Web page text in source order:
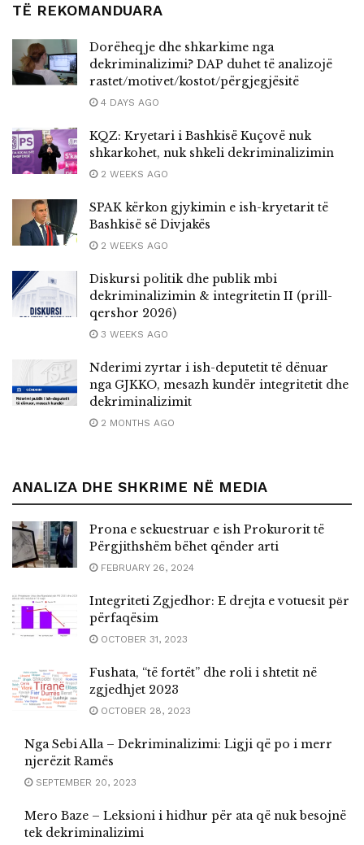
TË REKOMANDUARA
Dorëheqje dhe shkarkime nga
dekriminalizimi? DAP duhet të analizojë
rastet/motivet/kostot/përgjegjësitë
4 DAYS AGO
KQZ: Kryetari i Bashkisë Kuçovë nuk
shkarkohet, nuk shkeli dekriminalizimin
2 WEEKS AGO
SPAK kërkon gjykimin e ish-kryetarit të
Bashkisë së Divjakës
2 WEEKS AGO
Diskursi politik dhe publik mbi
dekriminalizimin & integritetin II (prill-
qershor 2026)
3 WEEKS AGO
Nderimi zyrtar i ish-deputetit të dënuar
nga GJKKO, mesazh kundër integritetit dhe
dekriminalizimit
2 MONTHS AGO
ANALIZA DHE SHKRIME NË MEDIA
Prona e sekuestruar e ish Prokurorit të
Përgjithshëm bëhet qënder arti
FEBRUARY 26, 2024
Integriteti Zgjedhor: E drejta e votuesit pёr
përfaqësim
OCTOBER 31, 2023
Fushata, “të fortët” dhe roli i shtetit në
zgjedhjet 2023
OCTOBER 28, 2023
Nga Sebi Alla – Dekriminalizimi: Ligji që po i merr
njerëzit Ramës
SEPTEMBER 20, 2023
Mero Baze – Leksioni i hidhur për ata që nuk besojnë
tek dekriminalizimi